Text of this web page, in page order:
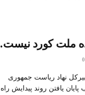
ملت کورد نیست.
نهاد ریاست جمهوری
یافتن روند پیدایش راه